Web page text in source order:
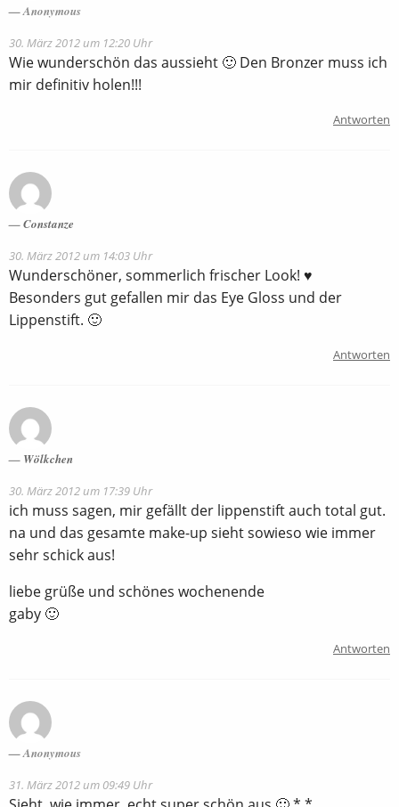
Anonymous
30. März 2012 um 12:20 Uhr
Wie wunderschön das aussieht 🙂 Den Bronzer muss ich
mir definitiv holen!!!
Antworten
Constanze
30. März 2012 um 14:03 Uhr
Wunderschöner, sommerlich frischer Look! ♥
Besonders gut gefallen mir das Eye Gloss und der
Lippenstift. 🙂
Antworten
Wölkchen
30. März 2012 um 17:39 Uhr
ich muss sagen, mir gefällt der lippenstift auch total gut.
na und das gesamte make-up sieht sowieso wie immer
sehr schick aus!
liebe grüße und schönes wochenende
gaby 🙂
Antworten
Anonymous
31. März 2012 um 09:49 Uhr